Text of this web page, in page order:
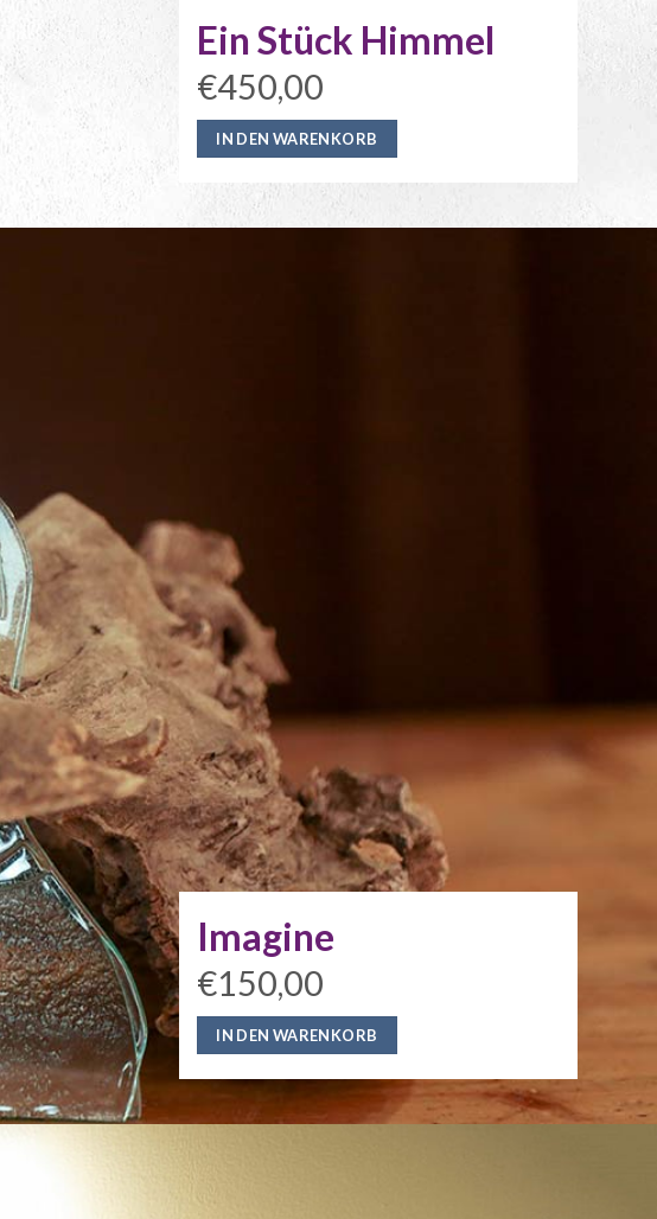
Ein Stück Himmel
€450,00
IN DEN WARENKORB
Imagine
€150,00
IN DEN WARENKORB